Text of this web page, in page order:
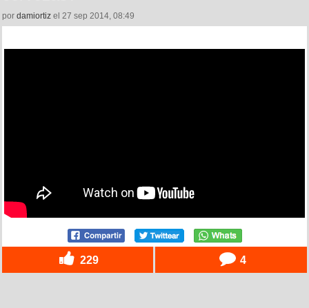
por damiortiz el 27 sep 2014, 08:49
229 4